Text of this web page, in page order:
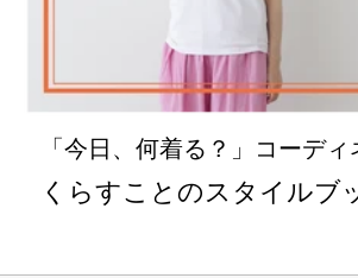
「今日、何着る？」コーデ
くらすことのスタイルブ